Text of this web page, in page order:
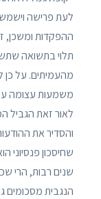
לעת פרישה
ההפקדות
תלוי בתשואה
מהעמיתים. על כן
משמעות עצומה
לאור זאת הגביל
והסדיר את
שחיסכון פנסיוני
שנים רבות, הרי
הנגבית מסכומים